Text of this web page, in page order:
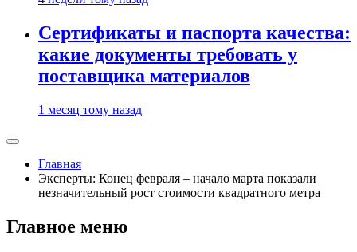
Сертификаты и паспорта качества:
какие документы требовать у
поставщика материалов
1 месяц тому назад
Главная
Эксперты: Конец февраля – начало марта показали
незначительный рост стоимости квадратного метра
Главное меню